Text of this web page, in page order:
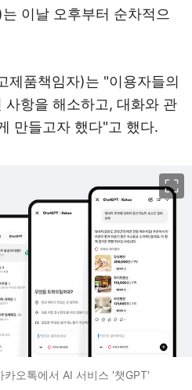
이날 오후부터 순차적으
제품책임자)는 "이용자들의
사항을 해소하고, 대화와 관
만들고자 했다"고 했다.
오톡에서 AI 서비스 '챗GPT'